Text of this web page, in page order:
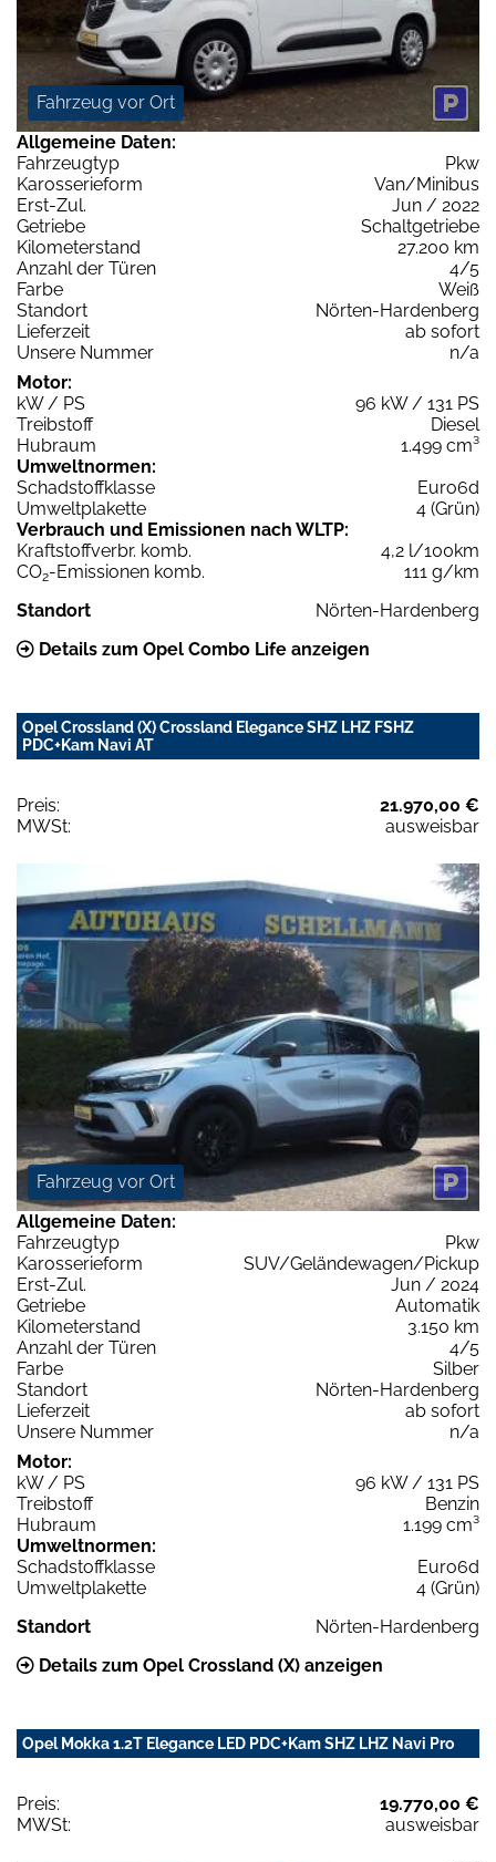
Fahrzeug vor Ort
Allgemeine Daten:
Fahrzeugtyp
Pkw
Karosserieform
Van/Minibus
Erst-Zul.
Jun / 2022
Getriebe
Schaltgetriebe
Kilometerstand
27.200 km
Anzahl der Türen
4/5
Farbe
Weiß
Standort
Nörten-Hardenberg
Lieferzeit
ab sofort
Unsere Nummer
n/a
Motor:
kW / PS
96 kW / 131 PS
Treibstoff
Diesel
Hubraum
1.499 cm³
Umweltnormen:
Schadstoffklasse
Euro6d
Umweltplakette
4 (Grün)
Verbrauch und Emissionen nach WLTP:
Kraftstoffverbr. komb.
4,2 l/100km
CO2-Emissionen komb.
111 g/km
Standort
Nörten-Hardenberg
Details zum Opel Combo Life anzeigen
Opel Crossland (X) Crossland Elegance SHZ LHZ FSHZ
PDC+Kam Navi AT
Preis:
21.970,00 €
MWSt:
ausweisbar
Fahrzeug vor Ort
Allgemeine Daten:
Fahrzeugtyp
Pkw
Karosserieform
SUV/Geländewagen/Pickup
Erst-Zul.
Jun / 2024
Getriebe
Automatik
Kilometerstand
3.150 km
Anzahl der Türen
4/5
Farbe
Silber
Standort
Nörten-Hardenberg
Lieferzeit
ab sofort
Unsere Nummer
n/a
Motor:
kW / PS
96 kW / 131 PS
Treibstoff
Benzin
Hubraum
1.199 cm³
Umweltnormen:
Schadstoffklasse
Euro6d
Umweltplakette
4 (Grün)
Standort
Nörten-Hardenberg
Details zum Opel Crossland (X) anzeigen
Opel Mokka 1.2T Elegance LED PDC+Kam SHZ LHZ Navi Pro
Preis:
19.770,00 €
MWSt:
ausweisbar